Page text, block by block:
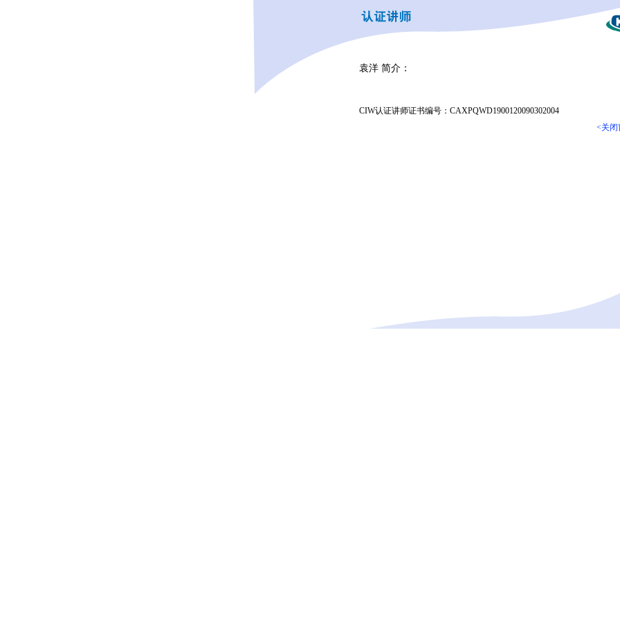
袁洋 简介：
CIW认证讲师证书编号：CAXPQWD1900120090302004
<关闭